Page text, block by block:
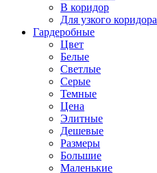
В коридор
Для узкого коридора
Гардеробные
Цвет
Белые
Светлые
Серые
Темные
Цена
Элитные
Дешевые
Размеры
Большие
Маленькие